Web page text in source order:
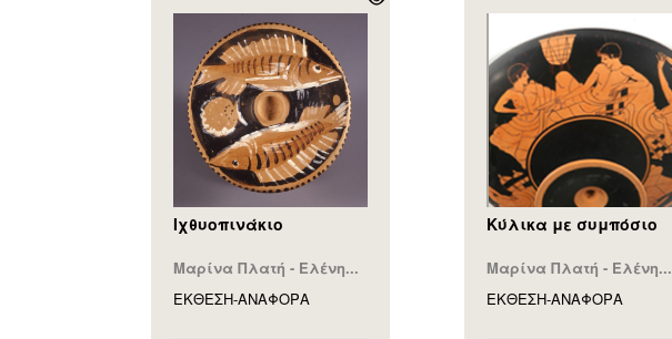
Ιχθυοπινάκιο
Μαρίνα Πλατή - Ελένη...
ΕΚΘΕΣΗ-ΑΝΑΦΟΡA
Κύλικα με συμπόσιο
Μαρίνα Πλατή - Ελένη...
ΕΚΘΕΣΗ-ΑΝΑΦΟΡA